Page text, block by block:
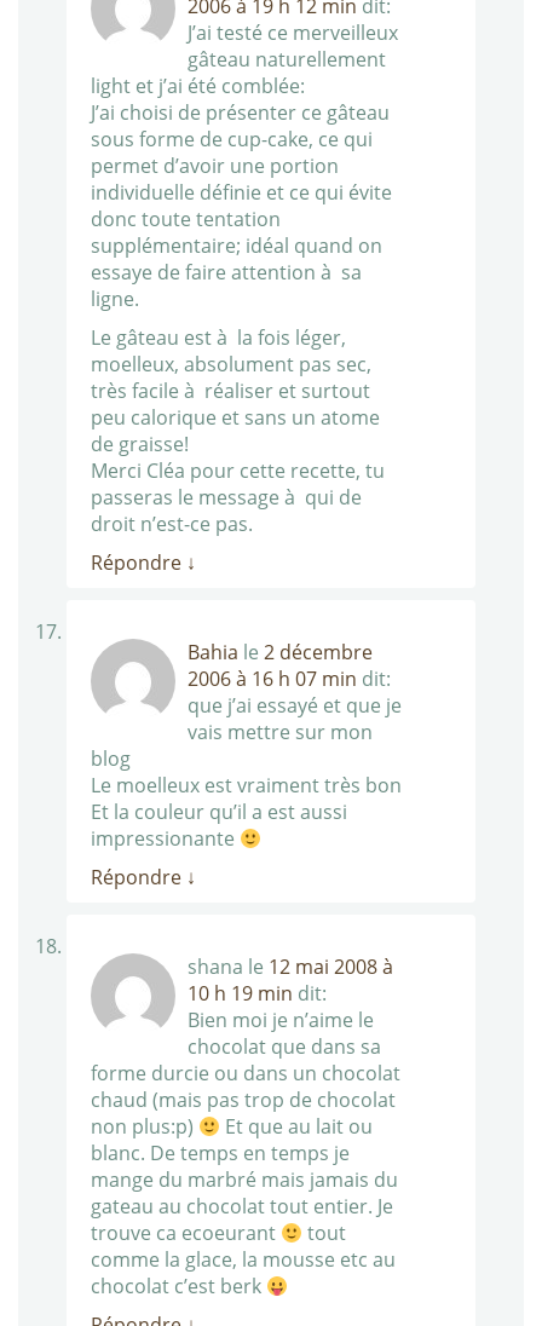
2006 à 19 h 12 min dit:
J’ai testé ce merveilleux
gâteau naturellement
light et j’ai été comblée:
J’ai choisi de présenter ce gâteau
sous forme de cup-cake, ce qui
permet d’avoir une portion
individuelle définie et ce qui évite
donc toute tentation
supplémentaire; idéal quand on
essaye de faire attention à sa
ligne.
Le gâteau est à la fois léger,
moelleux, absolument pas sec,
très facile à réaliser et surtout
peu calorique et sans un atome
de graisse!
Merci Cléa pour cette recette, tu
passeras le message à qui de
droit n’est-ce pas.
Répondre ↓
Bahia le 2 décembre
2006 à 16 h 07 min dit:
que j’ai essayé et que je
vais mettre sur mon
blog
Le moelleux est vraiment très bon
Et la couleur qu’il a est aussi
impressionante
Répondre ↓
shana le 12 mai 2008 à
10 h 19 min dit:
Bien moi je n’aime le
chocolat que dans sa
forme durcie ou dans un chocolat
chaud (mais pas trop de chocolat
non plus:p)
Et que au lait ou
blanc. De temps en temps je
mange du marbré mais jamais du
gateau au chocolat tout entier. Je
trouve ca ecoeurant
tout
comme la glace, la mousse etc au
chocolat c’est berk